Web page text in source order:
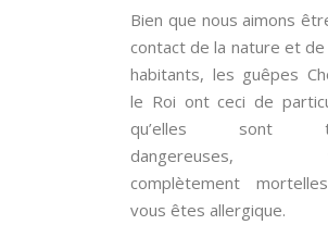
Bien que nous aimons
contact de la nature et de
habitants, les guêpes
le Roi ont ceci de
qu’elles sont
dangereuses,
complètement
vous êtes allergique.